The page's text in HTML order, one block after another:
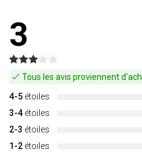
3
Tous les avis proviennent
4-5 étoiles
3-4 étoiles
2-3 étoiles
1-2 étoiles